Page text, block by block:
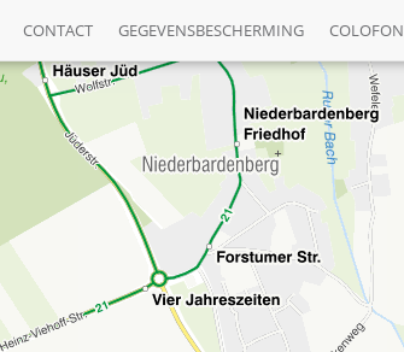
CONTACT GEGEVENSBESCHERMING COLOFON